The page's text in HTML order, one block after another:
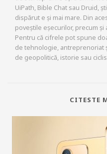
UiPath, Bible Chat sau Druid,
dispărut e și mai mare. Din
poveștile eșecurilor, precum
Pentru că cifrele pot spune
de tehnologie, antreprenoriat
de geopolitică, istorie sau
CITESTE